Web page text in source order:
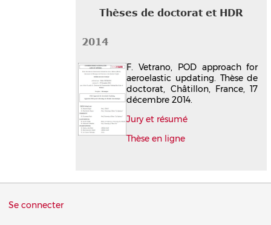
Thèses de doctorat et HDR
2014
F. Vetrano, POD approach for
aeroelastic updating. Thèse de
doctorat, Châtillon, France, 17
décembre 2014.
Jury et résumé
Thèse en ligne
Menu
Se connecter